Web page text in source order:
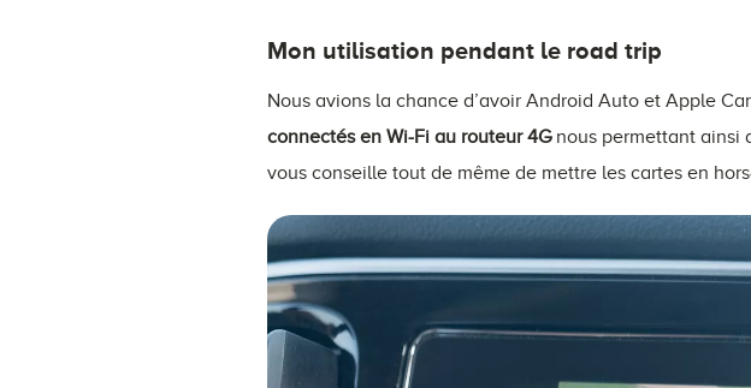
Mon utilisation pendant le road trip
Nous avions la chance d’avoir Android Auto et Apple
connectés en Wi-Fi au routeur 4Gnous permettant ainsi
vous conseille tout de même de mettre les cartes en